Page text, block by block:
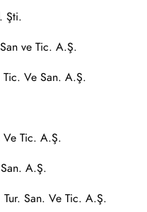
Şti.
ve Tic. A.Ş.
Tic. Ve San. A.Ş.
Ve Tic. A.Ş.
A.Ş.
Tur. San. Ve Tic. A.Ş.